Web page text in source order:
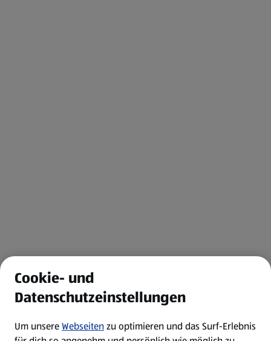
Cookie- und
Datenschutzeinstellungen
Um unsereWebseitenzu optimieren und das Surf-Erlebnis